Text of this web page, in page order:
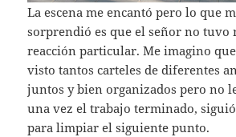
La escena me encantó pero lo que
sorprendió es que el señor no tuvo
reacción particular. Me imagino
visto tantos carteles de diferentes
juntos y bien organizados pero no
una vez el trabajo terminado,
para limpiar el siguiente punto.